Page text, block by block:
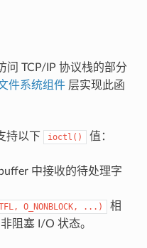
问 TCP/IP 协议栈的部分
件系统组件层实现此函
持以下 ioctl() 值：
中接收的待处理字
O_NONBLOCK, ...)
相
阻塞 I/O 状态。